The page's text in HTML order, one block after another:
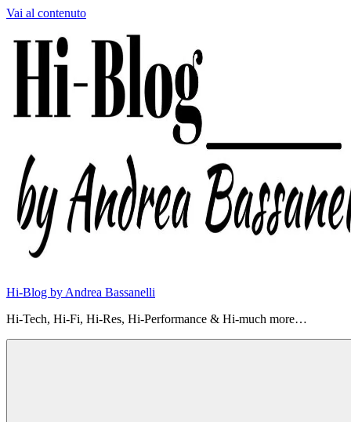
Vai al contenuto
Hi-Blog by Andrea Bassanelli
Hi-Tech, Hi-Fi, Hi-Res, Hi-Performance & Hi-much more…